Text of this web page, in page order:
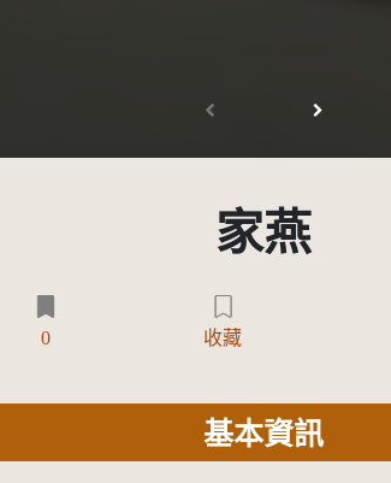
家燕
0 收藏
基本資訊